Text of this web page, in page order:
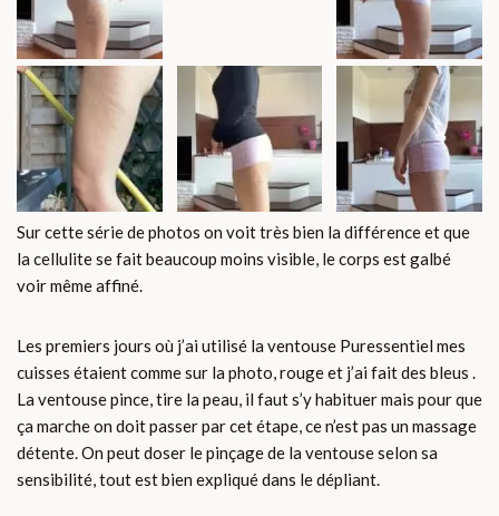
Sur cette série de photos on voit très bien la différence et que
la cellulite se fait beaucoup moins visible, le corps est galbé
voir même affiné.
Les premiers jours où j’ai utilisé la ventouse Puressentiel mes
cuisses étaient comme sur la photo, rouge et j’ai fait des bleus .
La ventouse pince, tire la peau, il faut s’y habituer mais pour que
ça marche on doit passer par cet étape, ce n’est pas un massage
détente. On peut doser le pinçage de la ventouse selon sa
sensibilité, tout est bien expliqué dans le dépliant.